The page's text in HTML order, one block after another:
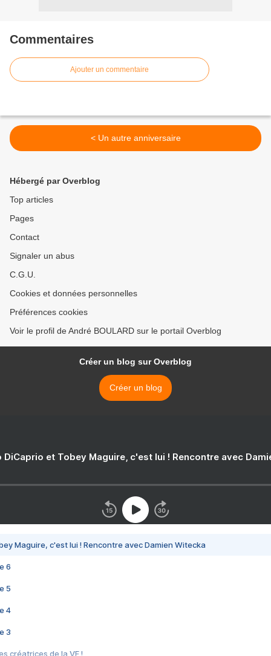
Commentaires
Ajouter un commentaire
< Un autre anniversaire
Hébergé par Overblog
Top articles
Pages
Contact
Signaler un abus
C.G.U.
Cookies et données personnelles
Préférences cookies
Voir le profil de André BOULARD sur le portail Overblog
Créer un blog sur Overblog
Créer un blog
DiCaprio et Tobey Maguire, c'est lui ! Rencontre avec
Maguire, c'est lui ! Rencontre avec Damien Witecka
6
5
4
3
créatrices de la VF !